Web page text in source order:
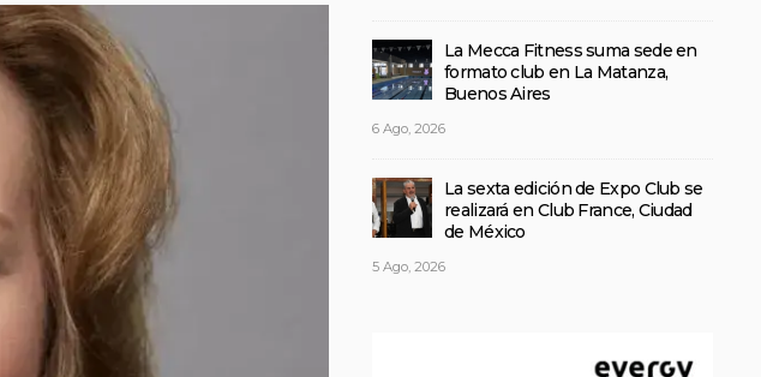
La Mecca Fitness suma sede en
formato club en La Matanza,
Buenos Aires
6 Ago, 2026
La sexta edición de Expo Club se
realizará en Club France, Ciudad
de México
5 Ago, 2026